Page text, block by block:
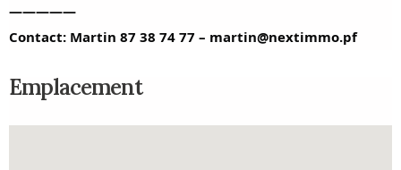
—————
Contact: Martin 87 38 74 77 – martin@nextimmo.pf
Emplacement